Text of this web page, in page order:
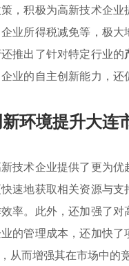
，积极为高新技术企业
业所得税减免等，极
推出了针对特定行业的
业的自主创新能力，
环境提升大连
技术企业提供了更为
速地获取相关资源与支
率。此外，还加强了对
的管理成本，还加快
从而增强其在市场中的